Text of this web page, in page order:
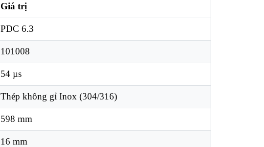
Giá trị
PDC 6.3
101008
54 µs
Thép không gỉ Inox (304/316)
598 mm
16 mm